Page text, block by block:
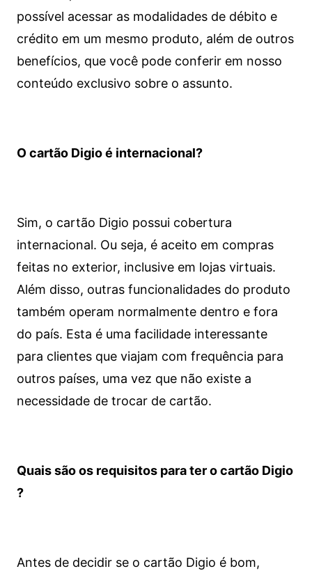
possível acessar as modalidades de débito e
crédito em um mesmo produto, além de outros
benefícios, que você pode conferir em nosso
conteúdo exclusivo sobre o assunto.
O cartão Digio é internacional?
Sim, o cartão Digio possui cobertura
internacional. Ou seja, é aceito em compras
feitas no exterior, inclusive em lojas virtuais.
Além disso, outras funcionalidades do produto
também operam normalmente dentro e fora
do país. Esta é uma facilidade interessante
para clientes que viajam com frequência para
outros países, uma vez que não existe a
necessidade de trocar de cartão.
Quais são os requisitos para ter o cartão Digio
?
Antes de decidir se o cartão Digio é bom,